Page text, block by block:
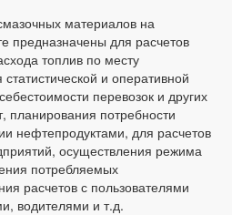
материалов на
предназначены для расчетов
топлив по месту
и оперативной
перевозок и других
планирования потребности
нефтепродуктами, для расчетов
осуществления режима
потребляемых
расчетов с пользователями
водителями и т.д.